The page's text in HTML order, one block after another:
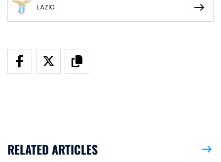
LAZIO east
RELATED ARTICLES east